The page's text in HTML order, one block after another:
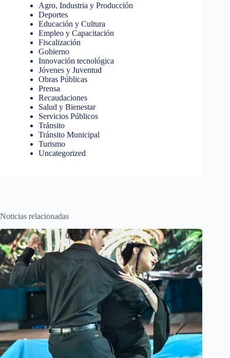
Agro, Industria y Producción
Deportes
Educación y Cultura
Empleo y Capacitación
Fiscalización
Gobierno
Innovación tecnológica
Jóvenes y Juventud
Obras Públicas
Prensa
Recaudaciones
Salud y Bienestar
Servicios Públicos
Tránsito
Tránsito Municipal
Turismo
Uncategorized
Noticias relacionadas